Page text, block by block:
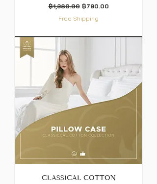
ราคาปกติ
฿1,380.00 ราคาขายลด
฿790.00
Free Shipping
CLASSICAL COTTON